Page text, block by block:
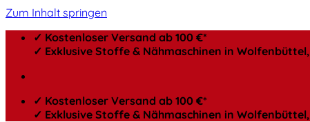
Zum Inhalt springen
✓ Kostenloser Versand ab 100 €*
✓ Exklusive Stoffe & Nähmaschinen in
✓ Kostenloser Versand ab 100 €*
✓ Exklusive Stoffe & Nähmaschinen in